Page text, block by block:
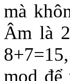
mà
Âm là
mod để